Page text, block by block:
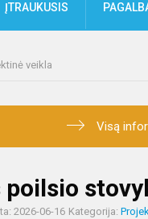
ĮTRAUKUSIS
veikla
Visą
2026-06-16 Kategorija: